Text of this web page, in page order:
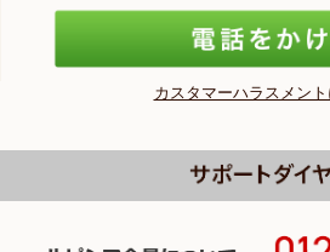
カスタマーハラスメン